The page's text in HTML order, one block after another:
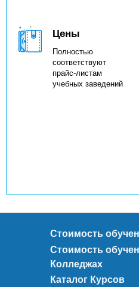
Цены
Полностью
соответствуют
прайс-листам
учебных заведений
Стоимость
Стоимость
Колледжах
Каталог Курсов